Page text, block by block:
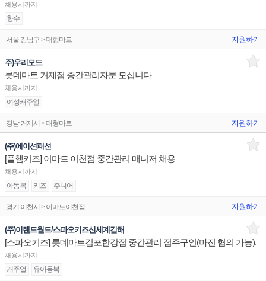
채용시까지
향수
서울 강남구 > 대형마트 지원하기
주)우리모드
롯데마트 거제점 중간관리자분 모십니다
채용시까지
여성캐주얼
경남 거제시 > 대형마트 지원하기
(주)에이션패션
[폴햄키즈] 이마트 이천점 중간관리 매니저 채용
채용시까지
아동복 키즈 주니어
경기 이천시 > 이마트이천점 지원하기
(주)이랜드월드/스파오키즈신세계김해
[스파오키즈] 롯데마트김포한강점 중간관리 점주구인(마진 협의 가능).
채용시까지
캐주얼 유아동복